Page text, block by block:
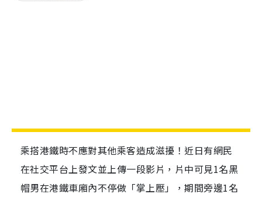
乘搭港鐵時不應對其他乘客造成滋擾！近日有網民
在社交平台上發文並上傳一段影片，片中可見1名黑
帽男在港鐵車廂內不停做「掌上壓」，期間旁邊1名